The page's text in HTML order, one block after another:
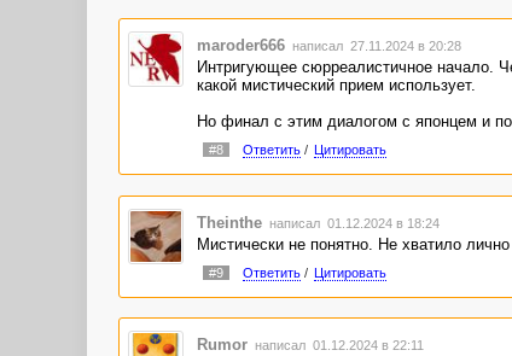
maroder666 написал 27.11.2024 в 20:28
Интригующее сюрреалистичное начало.
какой мистический прием использует.
Но финал с этим диалогом с японцем и
#8 Ответить/ Цитировать
Theinthe написал 01.12.2024 в 18:24
Мистически не понятно. Не хватило
#9 Ответить/ Цитировать
Rumor написал 01.12.2024 в 22:11